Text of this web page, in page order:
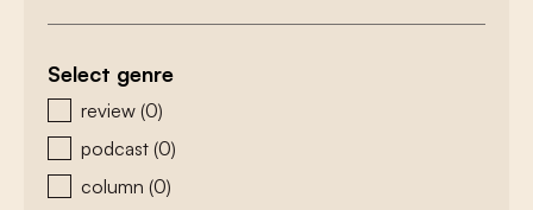
Select genre
zoeken - genre
review (0)
podcast (0)
column (0)